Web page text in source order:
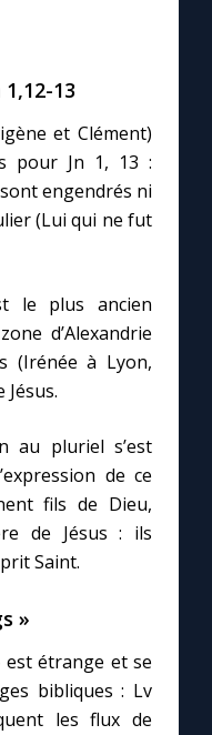
13
et Clément)
pour Jn 1, 13 :
engendrés ni
(Lui qui ne fut
le plus ancien
d’Alexandrie
(Irénée à Lyon,
Jésus.
au pluriel s’est
de ce
fils de Dieu,
de Jésus : ils
Saint.
»
est étrange et se
bibliques : Lv
les flux de